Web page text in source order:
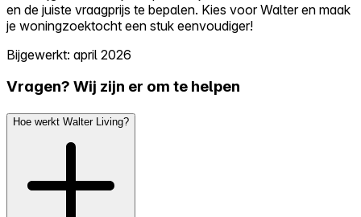
en de juiste vraagprijs te bepalen. Kies voor Walter en maak
je woningzoektocht een stuk eenvoudiger!
Bijgewerkt: april 2026
Vragen? Wij zijn er om te helpen
Hoe werkt Walter Living?